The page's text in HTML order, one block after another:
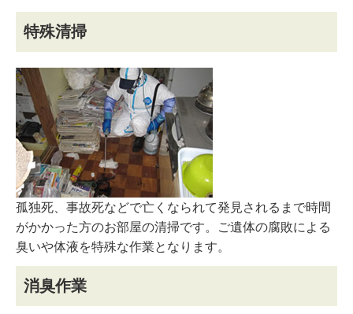
特殊清掃
孤独死、事故死などで亡くなられて発見されるまで時間
がかかった方のお部屋の清掃です。ご遺体の腐敗による
臭いや体液を特殊な作業となります。
消臭作業